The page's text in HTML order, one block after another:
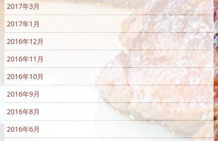
2017年3月
2017年1月
2016年12月
2016年11月
2016年10月
2016年9月
2016年8月
2016年6月